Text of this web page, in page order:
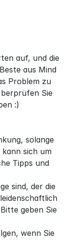
auf, und die
aus Mind
Problem zu
Sie
:)
solange
sich um
Tipps und
sind, der die
geben Sie
wenn Sie